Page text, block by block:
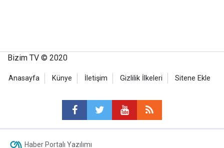
Bizim TV © 2020
Anasayfa Künye İletişim Gizlilik İlkeleri Sitene Ekle
Haber Portalı Yazılımı